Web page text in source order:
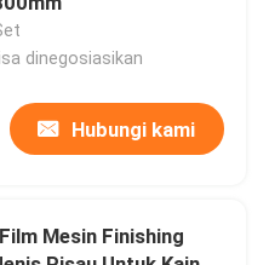
dinegosiasikan
Hubungi kami
Mesin Finishing